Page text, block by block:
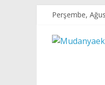
content
Perşembe,